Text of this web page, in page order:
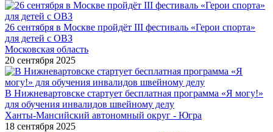
26 сентября в Москве пройдёт III фестиваль «Герои спорта»
для детей с ОВЗ
Московская область
20 сентября 2025
В Нижневартовске стартует бесплатная программа «Я могу!»
для обучения инвалидов швейному делу
Ханты-Мансийский автономный округ - Югра
18 сентября 2025